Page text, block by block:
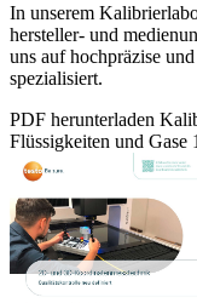
In unserem
hersteller- und
uns auf hochpräzise
spezialisiert.
PDF herunterladen
Flüssigkeiten und Gase